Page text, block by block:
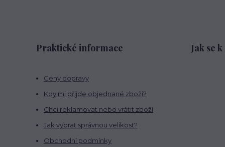
Praktické informace
Ceny dopravy
Kdy mi přijde objednané zboží?
Chci reklamovat nebo vrátit zboží
Jak vybrat správnou velikost?
Obchodní podmínky
Jak se